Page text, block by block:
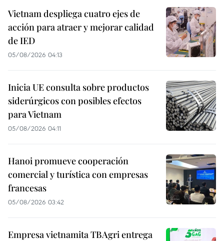
Vietnam despliega cuatro ejes de
acción para atraer y mejorar calidad
de IED
05/08/2026 04:13
Inicia UE consulta sobre productos
siderúrgicos con posibles efectos
para Vietnam
05/08/2026 04:11
Hanoi promueve cooperación
comercial y turística con empresas
francesas
05/08/2026 03:42
Empresa vietnamita TBAgri entrega